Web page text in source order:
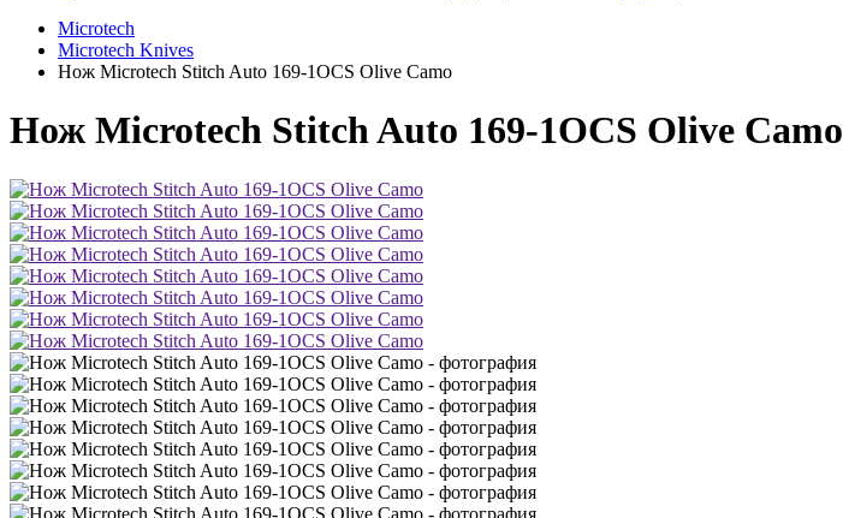
Microtech
Microtech Knives
Нож Microtech Stitch Auto 169-1OCS Olive Camo
Нож Microtech Stitch Auto 169-1OCS Olive Camo